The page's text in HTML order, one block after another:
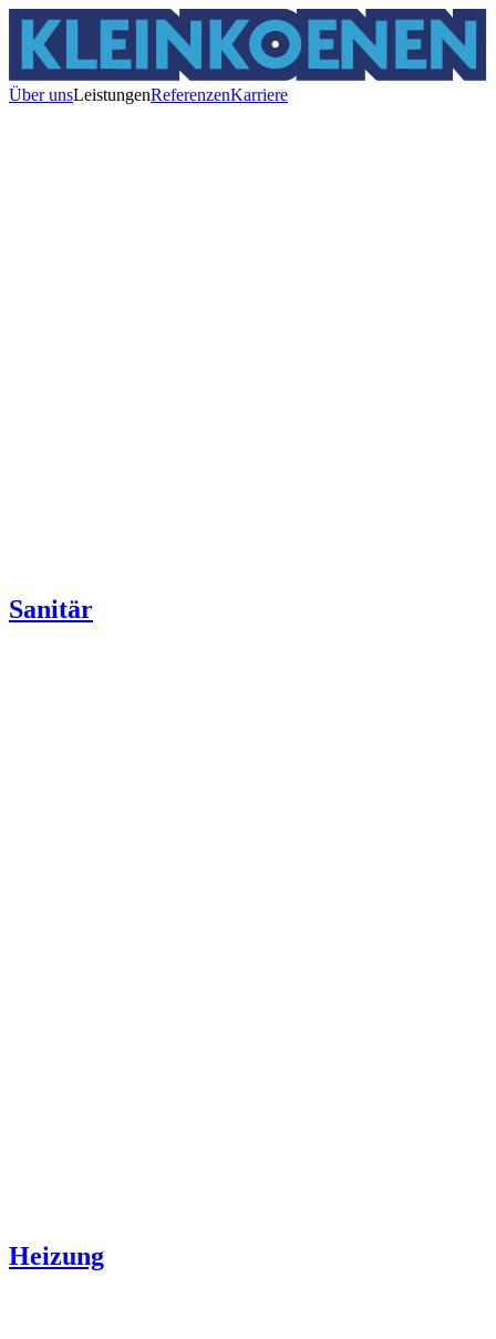
Über unsLeistungenReferenzenKarriere
Sanitär
Heizung